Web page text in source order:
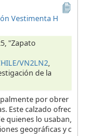
Vestimenta H
"Zapato
VN2LN2,
de la
por obrer
Este calzado ofrec
quienes lo usaban,
geográficas y c